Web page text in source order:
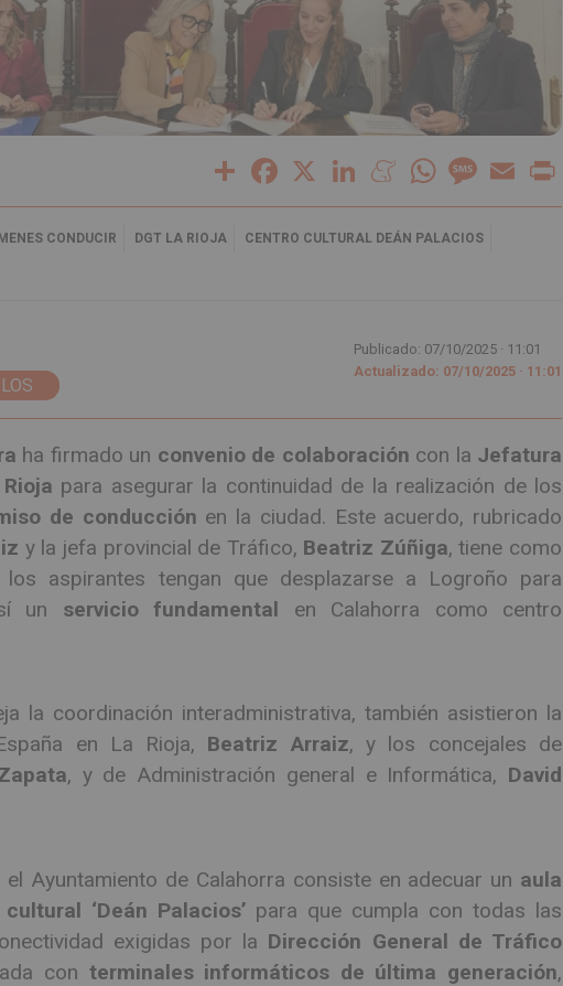
Share Facebook LinkedInMeneameWhatsAppMessage
Email
CONDUCIR DGT LA RIOJA
CENTRO CULTURAL DEÁN PALACIOS
Publicado: 07/10/2025 · 11:01
Actualizado: 07/10/2025 · 11:01
ha firmado un convenio de colaboración con la Jefatura
para asegurar la continuidad de la realización de los
de conducción en la ciudad. Este acuerdo, rubricado
y la jefa provincial de Tráfico, Beatriz Zúñiga, tiene como
aspirantes tengan que desplazarse a Logroño para
un servicio fundamental en Calahorra como centro
la coordinación interadministrativa, también asistieron la
en La Rioja, Beatriz Arraiz, y los concejales de
, y de Administración general e Informática, David
Ayuntamiento de Calahorra consiste en adecuar un aula
‘Deán Palacios’ para que cumpla con todas las
exigidas por la Dirección General de Tráfico
con terminales informáticos de última generación,